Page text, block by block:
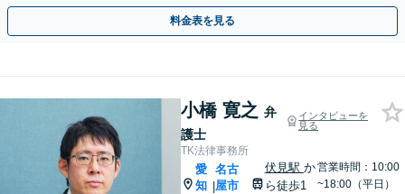
いご意向に沿う解決を目指します【電話・Web相談可】
料金表を見る
小橋 寛之 弁
護士
インタビューを
見る
TK法律事務所
愛
知 |
名古
屋市
伏見駅 か
ら徒歩1
営業時間：10:00
~18:00（平日）